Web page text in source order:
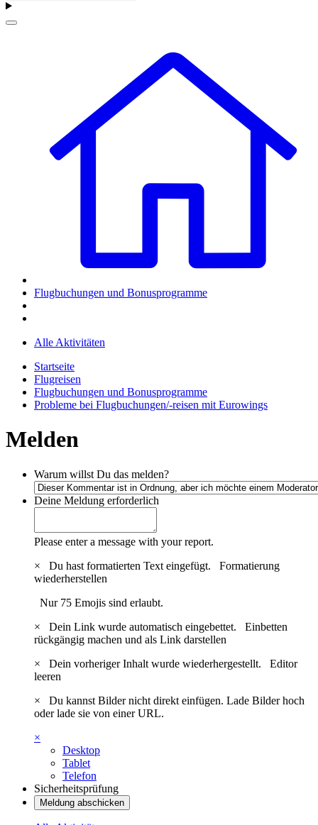
Flugbuchungen und Bonusprogramme
Alle Aktivitäten
Startseite
Flugreisen
Flugbuchungen und Bonusprogramme
Probleme bei Flugbuchungen/-reisen mit Eurowings
Melden
Warum willst Du das melden?
Deine Meldung erforderlich
Please enter a message with your report.
×
Du hast formatierten Text eingefügt. Formatierung
wiederherstellen
Nur 75 Emojis sind erlaubt.
×
Dein Link wurde automatisch eingebettet. Einbetten
rückgängig machen und als Link darstellen
×
Dein vorheriger Inhalt wurde wiederhergestellt. Editor
leeren
×
Du kannst Bilder nicht direkt einfügen. Lade Bilder hoch
oder lade sie von einer URL.
×
Desktop
Tablet
Telefon
Sicherheitsprüfung
Meldung abschicken